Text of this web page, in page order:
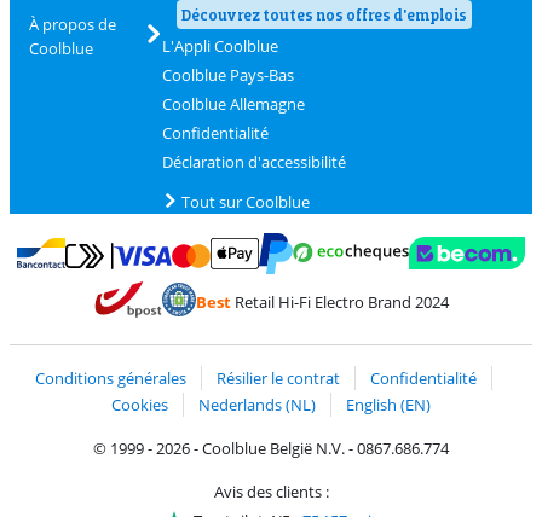
À propos de
Coolblue
Découvrez toutes nos offres d'emplois
L'Appli Coolblue
Coolblue Pays-Bas
Coolblue Allemagne
Confidentialité
Déclaration d'accessibilité
Tout sur Coolblue
Payer avec Bancontact
Payer avec MasterCard et Visa via ClickToPay
BestRetail Hi-Fi Electro Brand 2024
Conditions générales Résilier le contrat
Confidentialité
Cookies
Nederlands (NL)
English (EN)
© 1999 - 2026 - Coolblue België N.V. - 0867.686.774
Avis des clients :